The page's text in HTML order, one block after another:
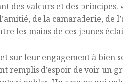
des valeurs et des principes.
de la camaraderie, de
les mains de ces jeunes
sur leur engagement à bien
remplis d’espoir de voir un